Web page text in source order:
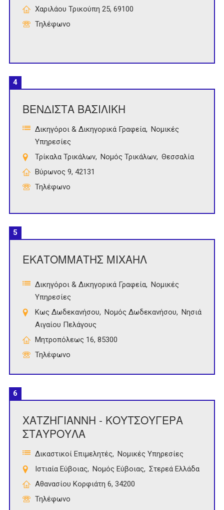
Χαριλάου Τρικούπη 25, 69100
Τηλέφωνο
4
ΒΕΝΔΙΣΤΑ ΒΑΣΙΛΙΚΗ
Δικηγόροι & Δικηγορικά Γραφεία
Νομικές
Υπηρεσίες
Τρίκαλα Τρικάλων
Νομός Τρικάλων Θεσσαλία
Βύρωνος 9, 42131
Τηλέφωνο
5
ΕΚΑΤΟΜΜΑΤΗΣ ΜΙΧΑΗΛ
Δικηγόροι & Δικηγορικά Γραφεία
Νομικές
Υπηρεσίες
Κως Δωδεκανήσου
Νομός Δωδεκανήσου
Νησιά
Αιγαίου Πελάγους
Μητροπόλεως 16, 85300
Τηλέφωνο
6
ΧΑΤΖΗΓΙΑΝΝΗ - ΚΟΥΤΣΟΥΓΕΡΑ
ΣΤΑΥΡΟΥΛΑ
Δικαστικοί Επιμελητές
Νομικές Υπηρεσίες
Ιστιαία Εύβοιας
Νομός Εύβοιας
Στερεά Ελλάδα
Αθανασίου Κορφιάτη 6, 34200
Τηλέφωνο